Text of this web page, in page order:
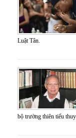
Luật Tân.
bộ trường thiên tiểu